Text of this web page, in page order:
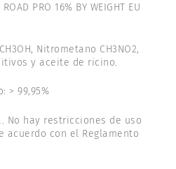
PRO 16% BY WEIGHT EU
Nitrometano CH3NO2,
y aceite de ricino.
> 99,95%
No hay restricciones de uso
acuerdo con el Reglamento